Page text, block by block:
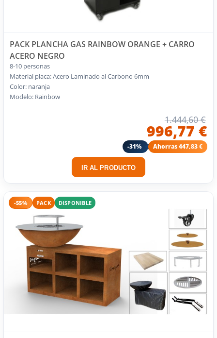
PACK PLANCHA GAS RAINBOW ORANGE + CARRO
ACERO NEGRO
8-10 personas
Material placa: Acero Laminado al Carbono 6mm
Color: naranja
Modelo: Rainbow
1.444,60 €
996,77 €
-31% Ahorras 447,83 €
IR AL PRODUCTO
-55% PACK DISPONIBLE